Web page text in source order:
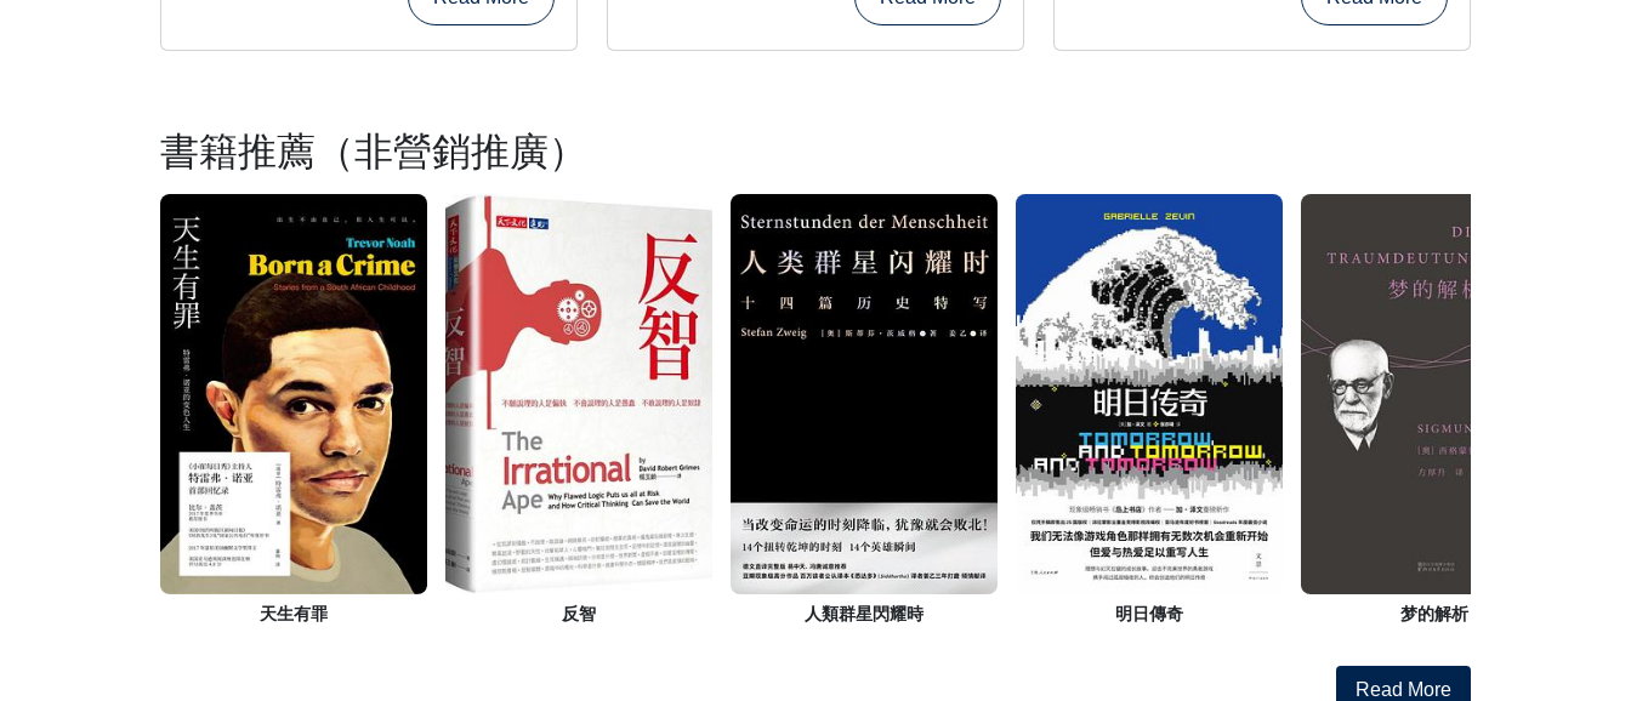
母同住，與計算機為伴，有些鑽牛角尖的愛
好外，平平無奇。這兩天老婆在取卵手術後
community完成項目，無疑對我極大的考
驗。 入職第三天，我就被一場與印度團隊的
last day和onboard的日子離得那麽近，又讓
這次handover格外漫長呢？ 在來的路上，
書籍推薦（非營銷推廣）
天生有罪 反智 人類群星閃耀時 明日傳奇 梦的解析
Read More